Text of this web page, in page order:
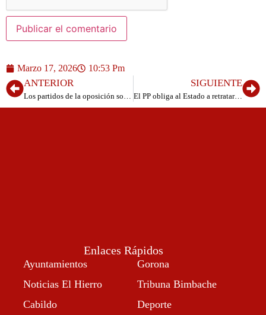
Marzo 17, 2026 10:53 Pm
ANTERIOR
Los partidos de la oposición solicitan un pleno extraordinario para frenar la cesión de la Escuela Infantil de Valverde
SIGUIENTE
El PP obliga al Estado a retratarse con Canarias y exige el pago de 24,9 millones al campo
Enlaces Rápidos
Ayuntamientos
Noticias El Hierro
Cabildo
Gorona
Tribuna Bimbache
Deporte